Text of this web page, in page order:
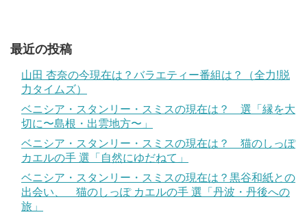
最近の投稿
山田 杏奈の今現在は？バラエティー番組は？（全力!脱
力タイムズ）
ベニシア・スタンリー・スミスの現在は？ 選「縁を大
切に〜島根・出雲地方〜」
ベニシア・スタンリー・スミスの現在は？ 猫のしっぽ
カエルの手 選「自然にゆだねて」
ベニシア・スタンリー・スミスの現在は？黒谷和紙との
出会い、 猫のしっぽ カエルの手 選「丹波・丹後への
旅」